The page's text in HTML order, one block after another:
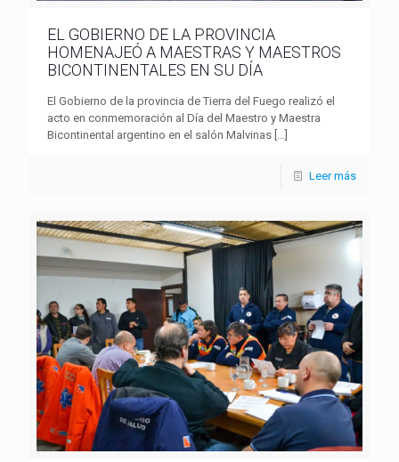
EL GOBIERNO DE LA PROVINCIA
HOMENAJEÓ A MAESTRAS Y MAESTROS
BICONTINENTALES EN SU DÍA
El Gobierno de la provincia de Tierra del Fuego realizó el
acto en conmemoración al Día del Maestro y Maestra
Bicontinental argentino en el salón Malvinas […]
Leer más